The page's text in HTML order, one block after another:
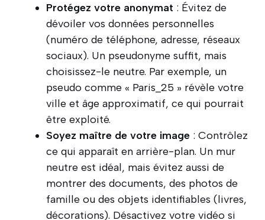
Protégez votre anonymat : Évitez de
dévoiler vos données personnelles
(numéro de téléphone, adresse, réseaux
sociaux). Un pseudonyme suffit, mais
choisissez-le neutre. Par exemple, un
pseudo comme « Paris_25 » révèle votre
ville et âge approximatif, ce qui pourrait
être exploité.
Soyez maître de votre image : Contrôlez
ce qui apparaît en arrière-plan. Un mur
neutre est idéal, mais évitez aussi de
montrer des documents, des photos de
famille ou des objets identifiables (livres,
décorations). Désactivez votre vidéo si